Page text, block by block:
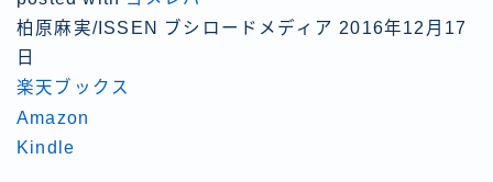
柏原麻実/ISSEN ブシロードメディア 2016年12月17
日
楽天ブックス
Amazon
Kindle